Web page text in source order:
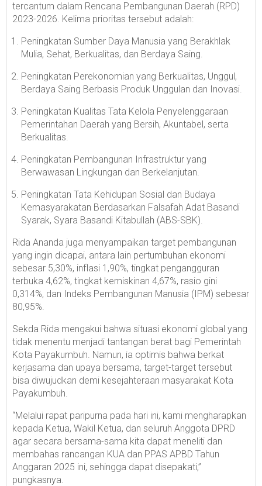
tercantum dalam Rencana Pembangunan Daerah (RPD)
2023-2026. Kelima prioritas tersebut adalah:
Peningkatan Sumber Daya Manusia yang Berakhlak
Mulia, Sehat, Berkualitas, dan Berdaya Saing.
Peningkatan Perekonomian yang Berkualitas, Unggul,
Berdaya Saing Berbasis Produk Unggulan dan Inovasi.
Peningkatan Kualitas Tata Kelola Penyelenggaraan
Pemerintahan Daerah yang Bersih, Akuntabel, serta
Berkualitas.
Peningkatan Pembangunan Infrastruktur yang
Berwawasan Lingkungan dan Berkelanjutan.
Peningkatan Tata Kehidupan Sosial dan Budaya
Kemasyarakatan Berdasarkan Falsafah Adat Basandi
Syarak, Syara Basandi Kitabullah (ABS-SBK).
Rida Ananda juga menyampaikan target pembangunan
yang ingin dicapai, antara lain pertumbuhan ekonomi
sebesar 5,30%, inflasi 1,90%, tingkat pengangguran
terbuka 4,62%, tingkat kemiskinan 4,67%, rasio gini
0,314%, dan Indeks Pembangunan Manusia (IPM) sebesar
80,95%.
Sekda Rida mengakui bahwa situasi ekonomi global yang
tidak menentu menjadi tantangan berat bagi Pemerintah
Kota Payakumbuh. Namun, ia optimis bahwa berkat
kerjasama dan upaya bersama, target-target tersebut
bisa diwujudkan demi kesejahteraan masyarakat Kota
Payakumbuh.
“Melalui rapat paripurna pada hari ini, kami mengharapkan
kepada Ketua, Wakil Ketua, dan seluruh Anggota DPRD
agar secara bersama-sama kita dapat meneliti dan
membahas rancangan KUA dan PPAS APBD Tahun
Anggaran 2025 ini, sehingga dapat disepakati,”
pungkasnya.